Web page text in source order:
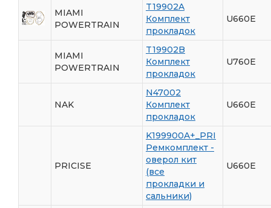
MIAMI
POWERTRAIN
T19902A
Комплект
прокладок
U660E
MIAMI
POWERTRAIN
T19902B
Комплект
прокладок
U760E
NAK
N47002
Комплект
прокладок
U660E
PRICISE
K199900A+_PRI
Ремкомплект -
оверол кит
(все
прокладки и
сальники)
U660E